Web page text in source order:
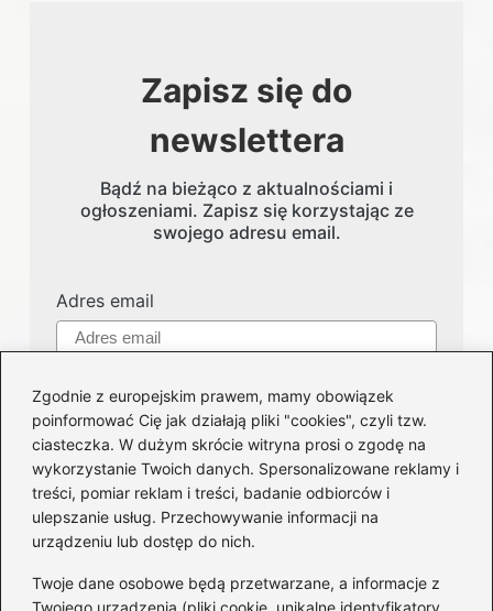
Zgodnie z europejskim prawem, mamy obowiązek
poinformować Cię jak działają pliki "cookies", czyli tzw.
ciasteczka. W dużym skrócie witryna prosi o zgodę na
wykorzystanie Twoich danych. Spersonalizowane reklamy i
treści, pomiar reklam i treści, badanie odbiorców i
ulepszanie usług. Przechowywanie informacji na
urządzeniu lub dostęp do nich.
Twoje dane osobowe będą przetwarzane, a informacje z
Twojego urządzenia (pliki cookie, unikalne identyfikatory
Zapisz się do
newslettera
Bądź na bieżąco z aktualnościami i
ogłoszeniami. Zapisz się korzystając ze
swojego adresu email.
Adres email
Kategorie
Części i serwis
(122)
Felgi(50)